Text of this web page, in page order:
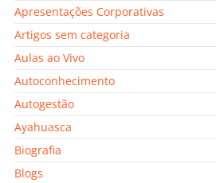
Apresentações Corporativas
Artigos sem categoria
Aulas ao Vivo
Autoconhecimento
Autogestão
Ayahuasca
Biografia
Blogs